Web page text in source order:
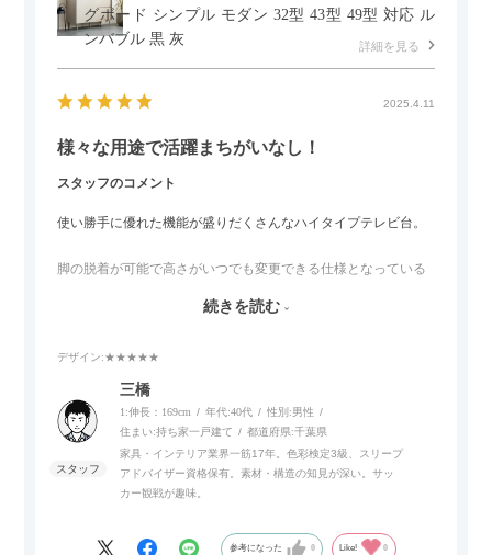
グボード シンプル モダン 32型 43型 49型 対応 ル
ンバブル 黒 灰
詳細を見る
2025.4.11
様々な用途で活躍まちがいなし！
スタッフのコメント
使い勝手に優れた機能が盛りだくさんなハイタイプテレビ台。
脚の脱着が可能で高さがいつでも変更できる仕様となっている
また、補助テーブルとして使用可能なスライドテーブルや収納
内部にもプリンターなどが置けるスライド棚板がついているの
でテレビ台以外にもオフィスなどでの収納家具やリビングでの
サイドボードとして多目的な用途に対応しています。
また、扉は横方向へのスライド式となっているので開閉時のス
ペースを最小限に抑えられ、省スペースでご利用いただけるの
続きを読む
デザイン:★★★★★
三橋
1:伸長：169cm 年代:40代 性別:男性
住まい:持ち家一戸建て 都道府県:千葉県
家具・インテリア業界一筋17年。色彩検定3級、スリープ
アドバイザー資格保有。素材・構造の知見が深い。サッ
カー観戦が趣味。
参考になった 0 Like! 0